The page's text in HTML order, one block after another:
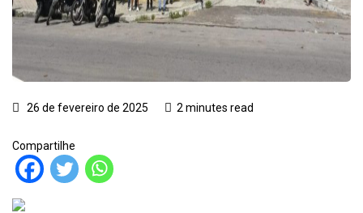
26 de fevereiro de 2025 2 minutes read
Compartilhe